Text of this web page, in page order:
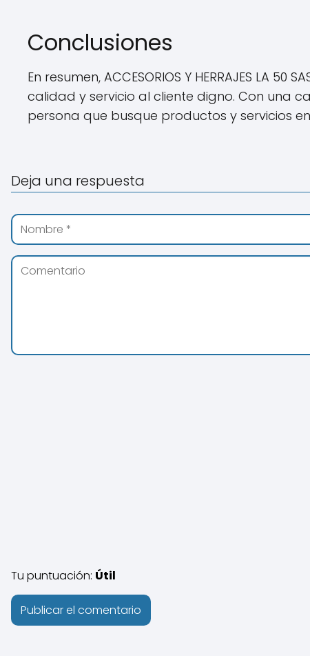
Conclusiones
En resumen, ACCESORIOS Y HERRAJES
calidad y servicio al cliente digno. Con una
persona que busque productos y servicios
Deja una respuesta
Tu puntuación: Útil